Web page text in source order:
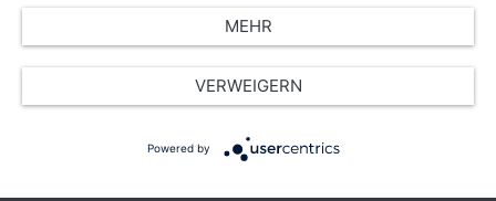
© Copyright 2026 SGK Stärker gegen Krebs
VERWEIGERN
MEHR
Powered by